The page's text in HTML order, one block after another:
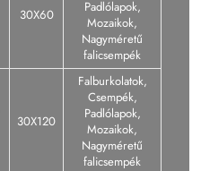
30X60
Padlólapok,
Mozaikok,
Nagyméretű
falicsempék
30X120
Falburkolatok,
Csempék,
Padlólapok,
Mozaikok,
Nagyméretű
falicsempék